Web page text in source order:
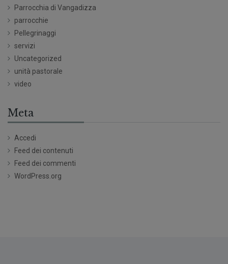
Parrocchia di Vangadizza
parrocchie
Pellegrinaggi
servizi
Uncategorized
unità pastorale
video
Meta
Accedi
Feed dei contenuti
Feed dei commenti
WordPress.org